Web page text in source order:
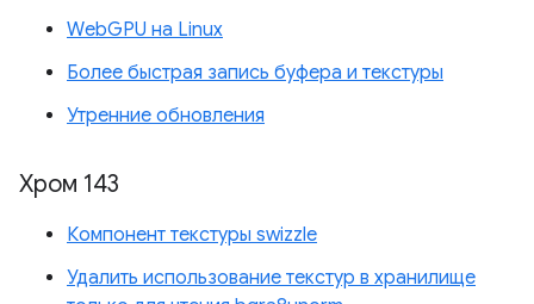
WebGPU на Linux
Более быстрая запись буфера и текстуры
Утренние обновления
Хром 143
Компонент текстуры swizzle
Удалить использование текстур в хранилище